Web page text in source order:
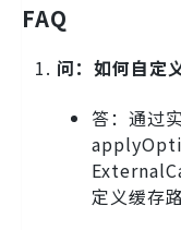
FAQ
问：如何自定
答：通过
定义缓存